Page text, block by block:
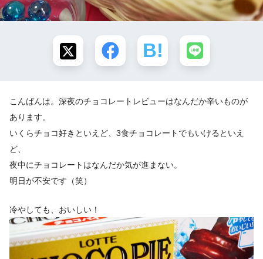
こんばんは。深夜のチョコレートレビューはなんだか辛いものが
あります。
いくらチョコ好きといえど、3食チョコレートでもいけるといえ
ど、
夜中にチョコレートはなんだか気が進まない。
明日が不安です（笑）
冷やしても、おいしい！